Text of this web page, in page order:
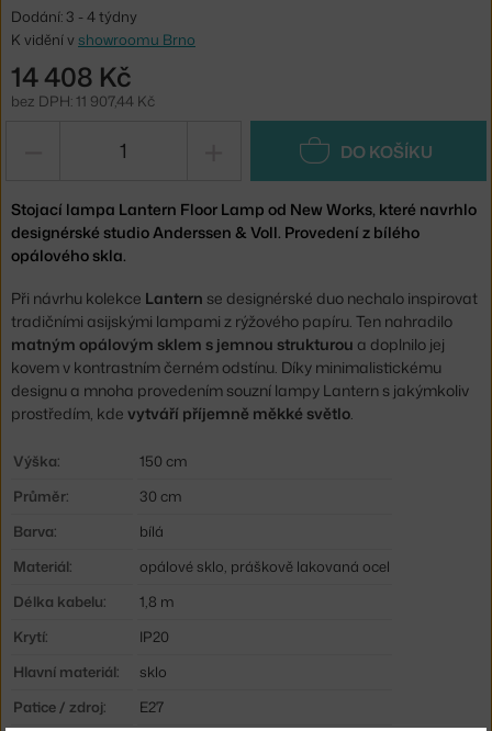
Dodání: 3 - 4 týdny
K vidění v showroomu Brno
14 408 Kč
bez DPH: 11 907,44 Kč
DO KOŠÍKU
Stojací lampa Lantern Floor Lamp od New Works, které navrhlo
designérské studio Anderssen & Voll. Provedení z bílého
opálového skla.
Při návrhu kolekce Lantern se designérské duo nechalo inspirovat
tradičními asijskými lampami z rýžového papíru. Ten nahradilo
matným opálovým sklem s jemnou strukturou a doplnilo jej
kovem v kontrastním černém odstínu. Díky minimalistickému
designu a mnoha provedením souzní lampy Lantern s jakýmkoliv
prostředím, kde vytváří příjemně měkké světlo.
Výška:
150 cm
Průměr:
30 cm
Barva:
bílá
Materiál:
opálové sklo, práškově lakovaná ocel
Délka kabelu:
1,8 m
Krytí:
IP20
Hlavní materiál:
sklo
Patice / zdroj:
E27